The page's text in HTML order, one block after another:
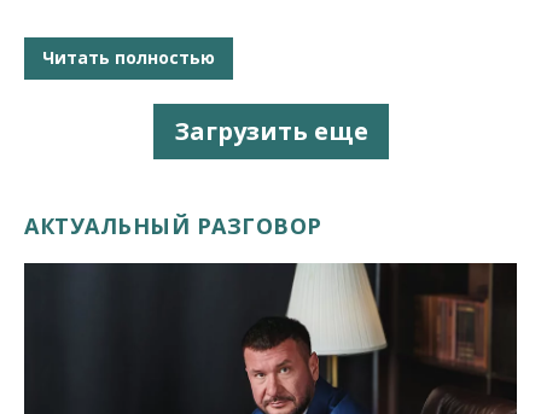
Читать полностью
Загрузить еще
АКТУАЛЬНЫЙ РАЗГОВОР